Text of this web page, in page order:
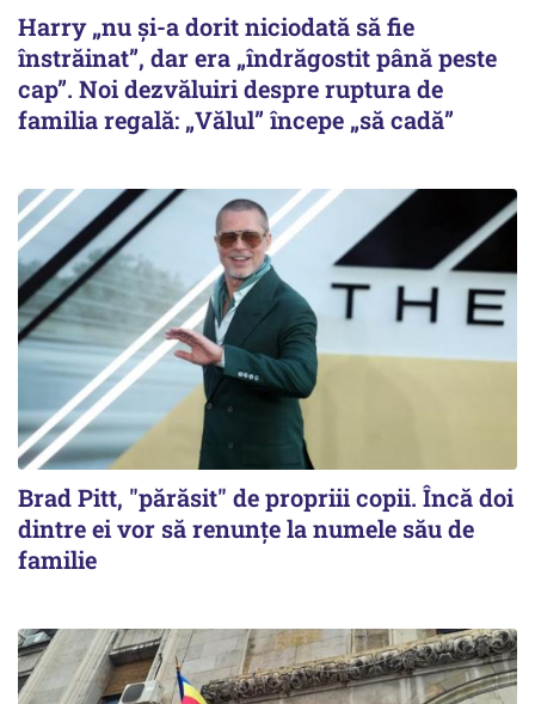
Harry „nu și-a dorit niciodată să fie
înstrăinat”, dar era „îndrăgostit până peste
cap”. Noi dezvăluiri despre ruptura de
familia regală: „Vălul” începe „să cadă”
Brad Pitt, "părăsit" de propriii copii. Încă doi
dintre ei vor să renunțe la numele său de
familie